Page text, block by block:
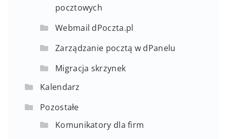
pocztowych
Webmail dPoczta.pl
Zarządzanie pocztą w dPanelu
Migracja skrzynek
Kalendarz
Pozostałe
Komunikatory dla firm